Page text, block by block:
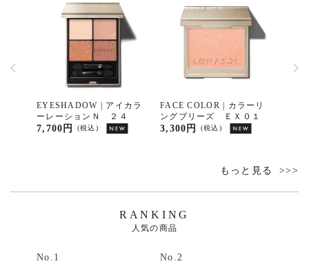
EYESHADOW | アイカラ
ーレーションＮ ２４
(税込)
7,700円
FACE COLOR | カラーリ
ングブリーズ ＥＸ０１
(税込)
3,300円
もっと見る
RANKING
人気の商品
No.1 No.2